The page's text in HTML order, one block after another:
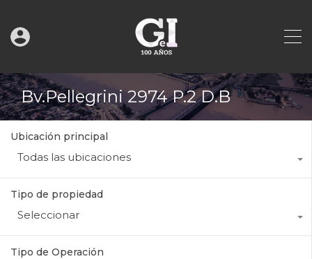
Bv.Pellegrini 2974 P.2 D.B
Ubicación principal
Todas las ubicaciones
Tipo de propiedad
Seleccionar
Tipo de Operación